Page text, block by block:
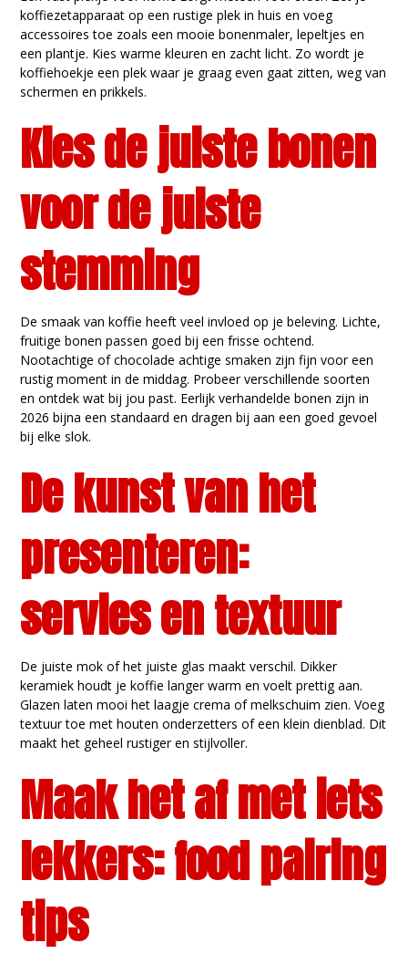
koffiezetapparaat op een rustige plek in huis en voeg
accessoires toe zoals een mooie bonenmaler, lepeltjes en
een plantje. Kies warme kleuren en zacht licht. Zo wordt je
koffiehoekje een plek waar je graag even gaat zitten, weg van
schermen en prikkels.
Kies de juiste bonen
voor de juiste
stemming
De smaak van koffie heeft veel invloed op je beleving. Lichte,
fruitige bonen passen goed bij een frisse ochtend.
Nootachtige of chocolade achtige smaken zijn fijn voor een
rustig moment in de middag. Probeer verschillende soorten
en ontdek wat bij jou past. Eerlijk verhandelde bonen zijn in
2026 bijna een standaard en dragen bij aan een goed gevoel
bij elke slok.
De kunst van het
presenteren:
servies en textuur
De juiste mok of het juiste glas maakt verschil. Dikker
keramiek houdt je koffie langer warm en voelt prettig aan.
Glazen laten mooi het laagje crema of melkschuim zien. Voeg
textuur toe met houten onderzetters of een klein dienblad. Dit
maakt het geheel rustiger en stijlvoller.
Maak het af met iets
lekkers: food pairing
tips